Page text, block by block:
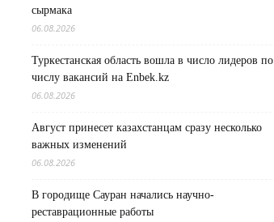
сырмака
06.08.2026
Туркестанская область вошла в число лидеров по
числу вакансий на Enbek.kz
06.08.2026
Август принесет казахстанцам сразу несколько
важных изменений
06.08.2026
В городище Сауран начались научно-
реставрационные работы